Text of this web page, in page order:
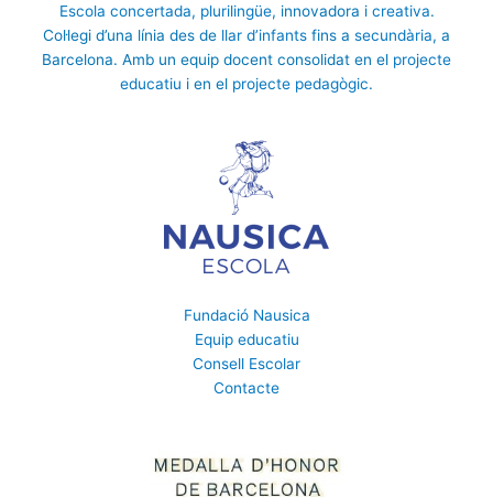
Escola concertada, plurilingüe, innovadora i creativa.
Col·legi d’una línia des de llar d’infants fins a secundària, a
Barcelona. Amb un equip docent consolidat en el projecte
educatiu i en el projecte pedagògic.
Fundació Nausica
Equip educatiu
Consell Escolar
Contacte